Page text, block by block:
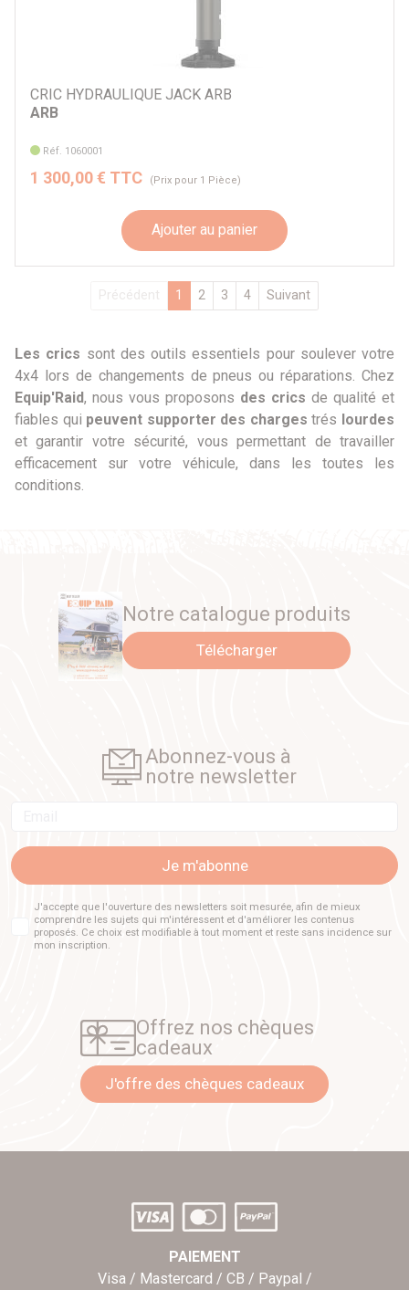
Les crics sont des outils essentiels pour soulever votre
4x4 lors de changements de pneus ou réparations. Chez
Equip'Raid, nous vous proposons des crics de qualité et
fiables qui peuvent supporter des charges trés lourdes
et garantir votre sécurité, vous permettant de travailler
efficacement sur votre véhicule, dans les toutes les
conditions.
CRIC HYDRAULIQUE JACK ARB
ARB
Réf. 1060001
1 300,00 € TTC (Prix pour 1 Pièce)
Ajouter au panier
Précédent 1 2 3 4 Suivant
Notre catalogue produits
Télécharger
Abonnez-vous à
notre newsletter
Je m'abonne
J'accepte que l'ouverture des newsletters soit mesurée, afin de mieux
comprendre les sujets qui m'intéressent et d'améliorer les contenus
proposés. Ce choix est modifiable à tout moment et reste sans incidence sur
mon inscription.
Offrez nos chèques
cadeaux
J'offre des chèques cadeaux
PAIEMENT
Visa / Mastercard / CB / Paypal /